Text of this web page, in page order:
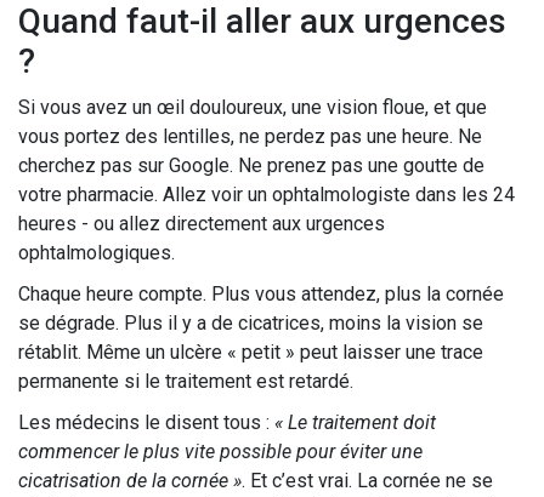
Quand faut-il aller aux urgences
?
Si vous avez un œil douloureux, une vision floue, et que
vous portez des lentilles, ne perdez pas une heure. Ne
cherchez pas sur Google. Ne prenez pas une goutte de
votre pharmacie. Allez voir un ophtalmologiste dans les 24
heures - ou allez directement aux urgences
ophtalmologiques.
Chaque heure compte. Plus vous attendez, plus la cornée
se dégrade. Plus il y a de cicatrices, moins la vision se
rétablit. Même un ulcère « petit » peut laisser une trace
permanente si le traitement est retardé.
Les médecins le disent tous : « Le traitement doit
commencer le plus vite possible pour éviter une
cicatrisation de la cornée ». Et c’est vrai. La cornée ne se